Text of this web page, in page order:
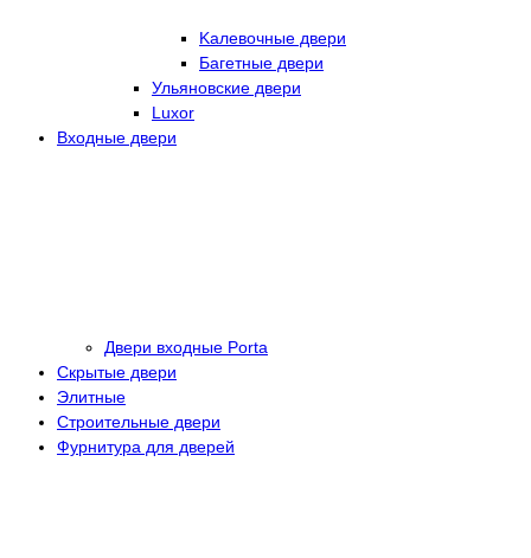
Kалевочные двери
Багетные двери
Ульяновские двери
Luxor
Входные двери
Двери входные Porta
Скрытые двери
Элитные
Строительные двери
Фурнитура для дверей